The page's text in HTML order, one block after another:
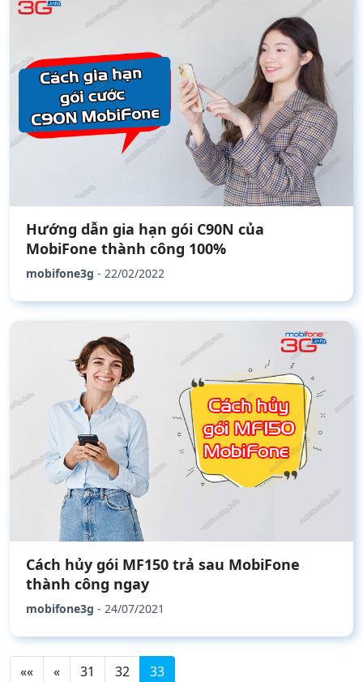
Hướng dẫn gia hạn gói C90N của
MobiFone thành công 100%
mobifone3g - 22/02/2022
Cách hủy gói MF150 trả sau MobiFone
thành công ngay
mobifone3g - 24/07/2021
«« « 31 32 33